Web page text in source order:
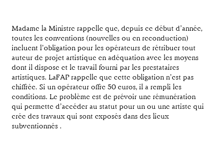
Madame la Ministre rappelle que, depuis ce début d’année,
toutes les conventions (nouvelles ou en reconduction)
incluent l’obligation pour les opérateurs de rétribuer tout
auteur de projet artistique en adéquation avec les moyens
dont il dispose et le travail fourni par les prestataires
artistiques. LaFAP rappelle que cette obligation n’est pas
chiffrée. Si un opérateur offre 50 euros, il a rempli les
conditions. Le problème est de prévoir une rémunération
qui permette d’accéder au statut pour un ou une artiste qui
crée des travaux qui sont exposés dans des lieux
subventionnés .